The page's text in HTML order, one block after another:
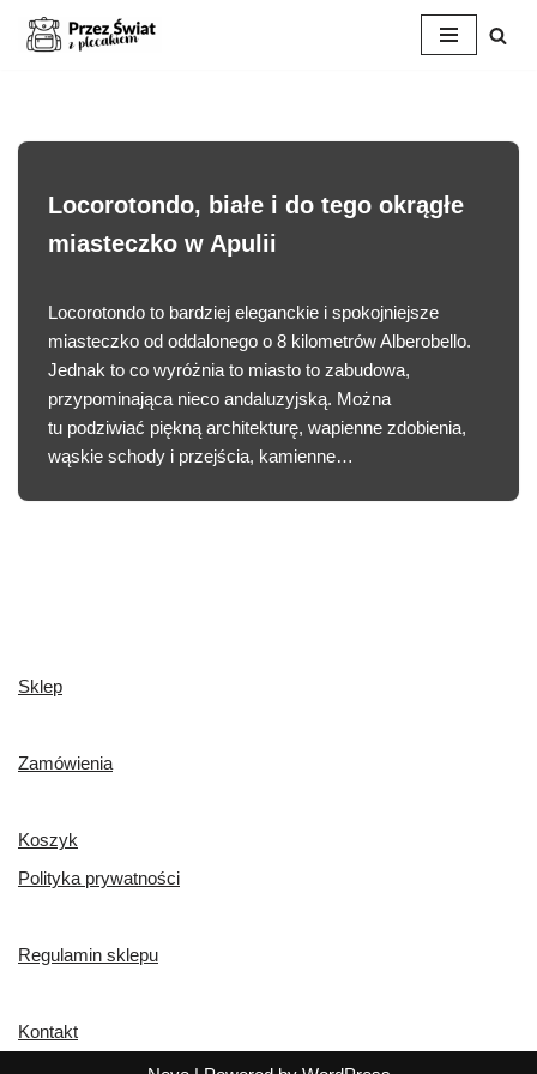
Locorotondo, białe i do tego okrągłe
miasteczko w Apulii
Locorotondo to bardziej eleganckie i spokojniejsze
miasteczko od oddalonego o 8 kilometrów Alberobello.
Jednak to co wyróżnia to miasto to zabudowa,
przypominająca nieco andaluzyjską. Można
tu podziwiać piękną architekturę, wapienne zdobienia,
wąskie schody i przejścia, kamienne…
Sklep
Zamówienia
Koszyk
Polityka prywatności
Regulamin sklepu
Kontakt